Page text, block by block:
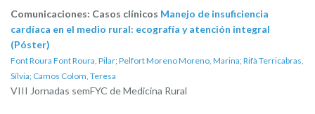
Comunicaciones: Casos clínicos Manejo de insuficiencia
cardíaca en el medio rural: ecografía y atención integral
(Póster)
Font Roura Font Roura, Pilar; Pelfort Moreno Moreno, Marina; Rifà Terricabras,
Sílvia; Camos Colom, Teresa
VIII Jornadas semFYC de Medicina Rural